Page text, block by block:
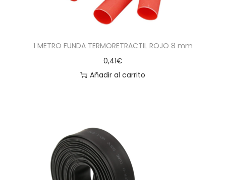
1 METRO FUNDA TERMORETRACTIL ROJO 8 mm
0,41€
Añadir al carrito